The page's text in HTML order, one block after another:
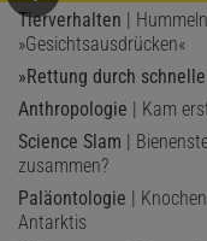
Tierverhalten |
»Gesichtsausdrücken«
»Rettung durch
Anthropologie | Kam
Science Slam |
zusammen?
Paläontologie |
Antarktis